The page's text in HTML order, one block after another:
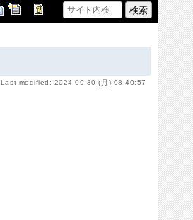
Last-modified: 2024-09-30 (月) 08:40:57